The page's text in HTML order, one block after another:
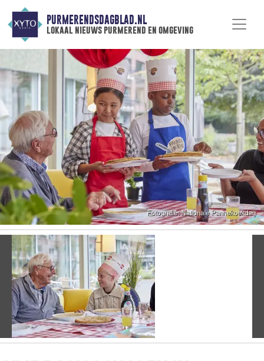
PURMERENDSDAGBLAD.NL
lokaal nieuws purmerend en omgeving
Vorige